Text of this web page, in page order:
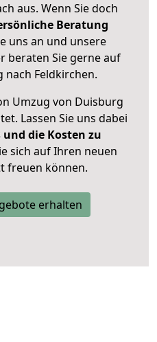
aus. Wenn Sie doch
Beratung
uns an und unsere
beraten Sie gerne auf
nach Feldkirchen.
Umzug von Duisburg
Lassen Sie uns dabei
und die Kosten zu
sich auf Ihren neuen
freuen können.
erhalten